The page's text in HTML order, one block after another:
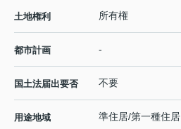
土地権利 所有権
都市計画 -
国土法届出要否 不要
用途地域 準住居/第一種住居